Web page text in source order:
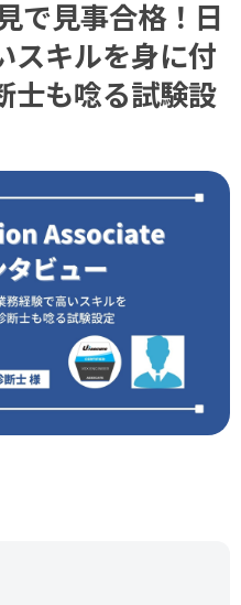
で見事合格！日
スキルを身に付
士も唸る試験設